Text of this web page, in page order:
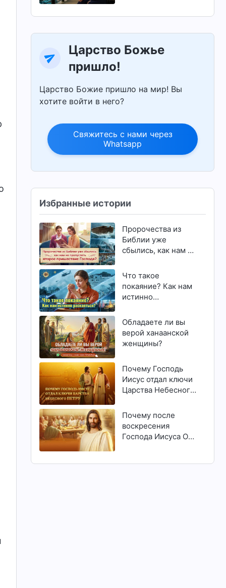
Царство Божье
пришло!
Царство Божие пришло на мир! Вы
хотите войти в него?
Свяжитесь с нами через
Whatsapp
Избранные истории
Пророчества из
Библии уже
сбылись, как нам не
пришествие
Господа?
Что такое
покаяние? Как нам
истинно
Обладаете ли вы
верой ханаанской
женщины?
Почему Господь
Иисус отдал ключи
Царства Небесного
Почему после
воскресения
Господа Иисуса Он